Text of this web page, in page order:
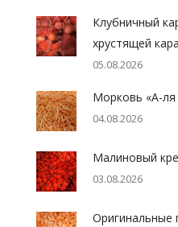
Клубничный
хрустящей
05.08.2026
Морковь «А-ля
04.08.2026
Малиновый
03.08.2026
Оригинальные